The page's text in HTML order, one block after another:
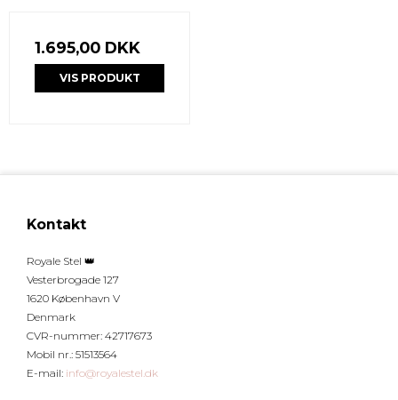
1.695,00 DKK
VIS PRODUKT
Kontakt
Royale Stel 👑
Vesterbrogade 127
1620 København V
Denmark
CVR-nummer: 42717673
Mobil nr.: 51513564
E-mail: info@royalestel.dk